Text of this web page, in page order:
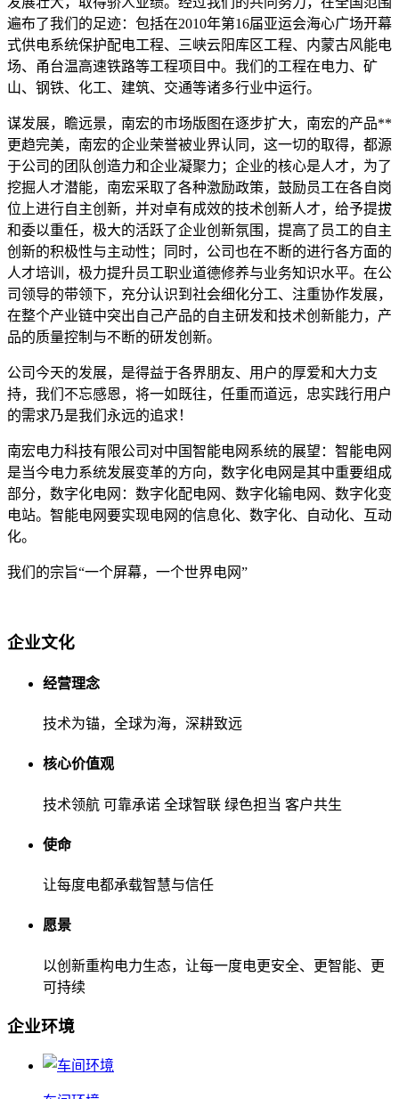
遍布了我们的足迹：包括在2010年第16届亚运会海心广场开幕
式供电系统保护配电工程、三峡云阳库区工程、内蒙古风能电
场、甬台温高速铁路等工程项目中。我们的工程在电力、矿
山、钢铁、化工、建筑、交通等诸多行业中运行。
谋发展，瞻远景，南宏的市场版图在逐步扩大，南宏的产品**
更趋完美，南宏的企业荣誉被业界认同，这一切的取得，都源
于公司的团队创造力和企业凝聚力；企业的核心是人才，为了
挖掘人才潜能，南宏采取了各种激励政策，鼓励员工在各自岗
位上进行自主创新，并对卓有成效的技术创新人才，给予提拔
和委以重任，极大的活跃了企业创新氛围，提高了员工的自主
创新的积极性与主动性；同时，公司也在不断的进行各方面的
人才培训，极力提升员工职业道德修养与业务知识水平。在公
司领导的带领下，充分认识到社会细化分工、注重协作发展，
在整个产业链中突出自己产品的自主研发和技术创新能力，产
品的质量控制与不断的研发创新。
公司今天的发展，是得益于各界朋友、用户的厚爱和大力支
持，我们不忘感恩，将一如既往，任重而道远，忠实践行用户
的需求乃是我们永远的追求！
南宏电力科技有限公司对中国智能电网系统的展望：智能电网
是当今电力系统发展变革的方向，数字化电网是其中重要组成
部分，数字化电网：数字化配电网、数字化输电网、数字化变
电站。智能电网要实现电网的信息化、数字化、自动化、互动
化。
我们的宗旨“一个屏幕，一个世界电网”
企业文化
经营理念
技术为锚，全球为海，深耕致远
核心价值观
技术领航 可靠承诺 全球智联 绿色担当 客户共生
使命
让每度电都承载智慧与信任
愿景
以创新重构电力生态，让每一度电更安全、更智能、更
可持续
企业环境